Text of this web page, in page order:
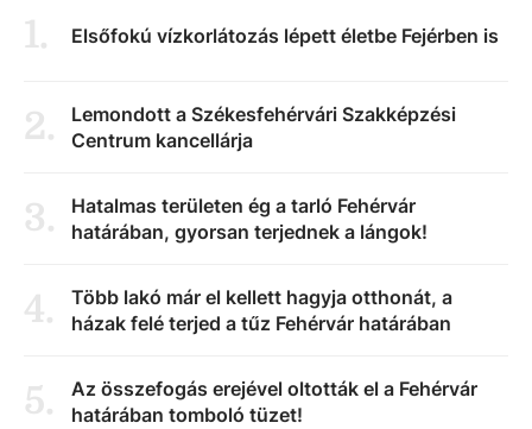
1. Elsőfokú vízkorlátozás lépett életbe Fejérben is
2.
Lemondott a Székesfehérvári Szakképzési
Centrum kancellárja
3.
Hatalmas területen ég a tarló Fehérvár
határában, gyorsan terjednek a lángok!
4.
Több lakó már el kellett hagyja otthonát, a
házak felé terjed a tűz Fehérvár határában
5.
Az összefogás erejével oltották el a Fehérvár
határában tomboló tüzet!